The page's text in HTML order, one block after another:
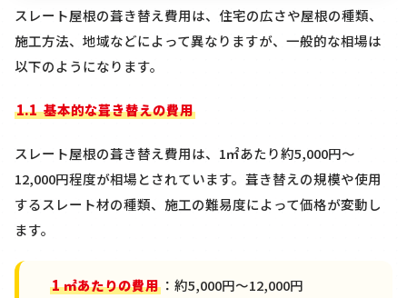
スレート屋根の葺き替え費用は、住宅の広さや屋根の種類、
施工方法、地域などによって異なりますが、一般的な相場は
以下のようになります。
1.1基本的な葺き替えの費用
スレート屋根の葺き替え費用は、 1㎡あたり約5,000円〜
12,000円程度が相場とされています。葺き替えの規模や使用
するスレート材の種類、施工の難易度によって価格が変動し
ます。
1㎡あたりの費用 ：約5,000円〜12,000円